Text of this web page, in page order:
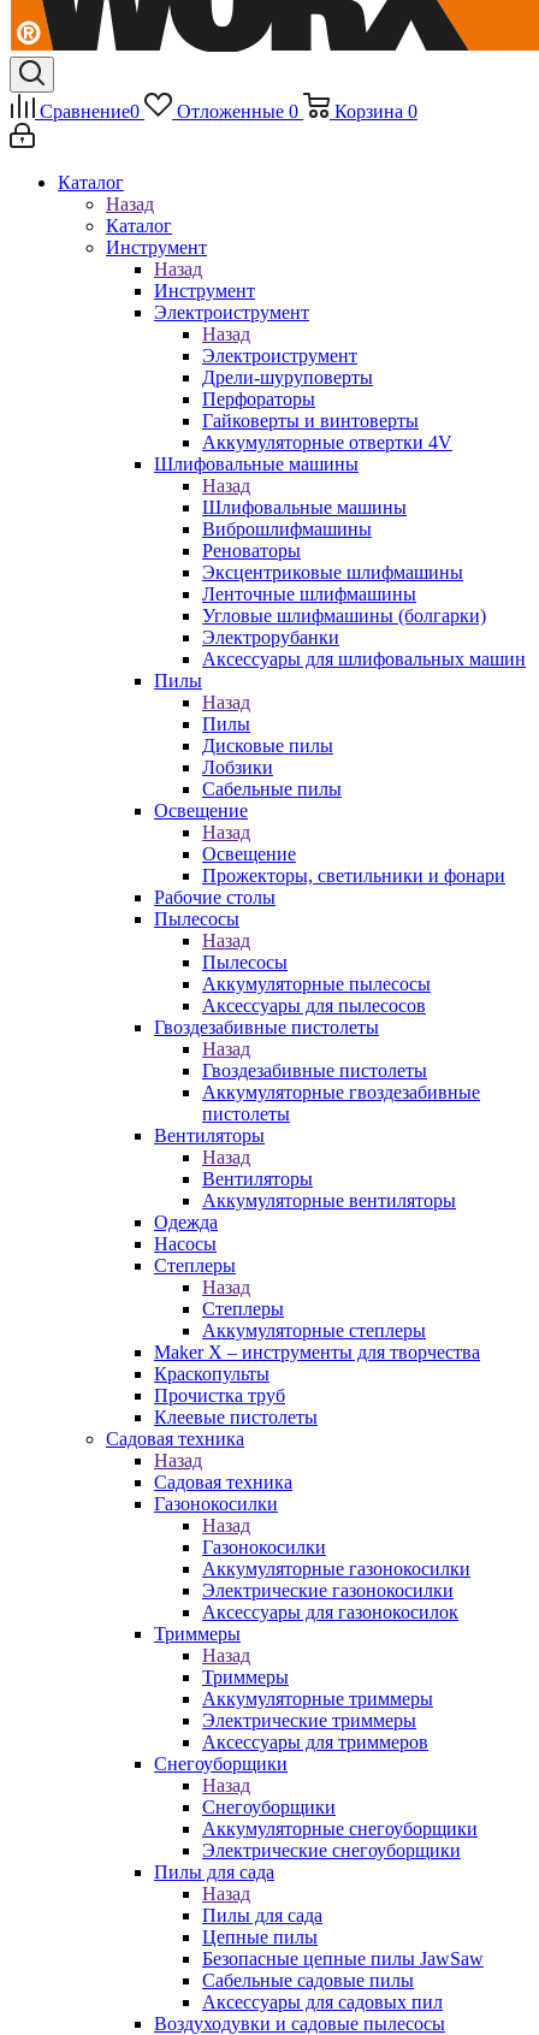
Сравнение0 Отложенные 0 Корзина 0
Каталог
Назад
Каталог
Инструмент
Назад
Инструмент
Электроиструмент
Назад
Электроиструмент
Дрели-шуруповерты
Перфораторы
Гайковерты и винтоверты
Аккумуляторные отвертки 4V
Шлифовальные машины
Назад
Шлифовальные машины
Виброшлифмашины
Реноваторы
Эксцентриковые шлифмашины
Ленточные шлифмашины
Угловые шлифмашины (болгарки)
Электрорубанки
Аксессуары для шлифовальных машин
Пилы
Назад
Пилы
Дисковые пилы
Лобзики
Сабельные пилы
Освещение
Назад
Освещение
Прожекторы, светильники и фонари
Рабочие столы
Пылесосы
Назад
Пылесосы
Аккумуляторные пылесосы
Аксессуары для пылесосов
Гвоздезабивные пистолеты
Назад
Гвоздезабивные пистолеты
Аккумуляторные гвоздезабивные
пистолеты
Вентиляторы
Назад
Вентиляторы
Аккумуляторные вентиляторы
Одежда
Насосы
Степлеры
Назад
Степлеры
Аккумуляторные степлеры
Maker X – инструменты для творчества
Краскопульты
Прочистка труб
Клеевые пистолеты
Садовая техника
Назад
Садовая техника
Газонокосилки
Назад
Газонокосилки
Аккумуляторные газонокосилки
Электрические газонокосилки
Аксессуары для газонокосилок
Триммеры
Назад
Триммеры
Аккумуляторные триммеры
Электрические триммеры
Аксессуары для триммеров
Снегоуборщики
Назад
Снегоуборщики
Аккумуляторные снегоуборщики
Электрические снегоуборщики
Пилы для сада
Назад
Пилы для сада
Цепные пилы
Безопасные цепные пилы JawSaw
Сабельные садовые пилы
Аксессуары для садовых пил
Воздуходувки и садовые пылесосы